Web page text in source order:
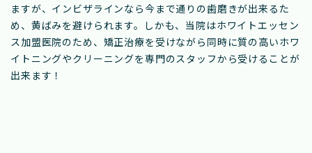
ますが、インビザラインなら今まで通りの歯磨きが出来るた
め、黄ばみを避けられます。しかも、当院はホワイトエッセン
ス加盟医院のため、矯正治療を受けながら同時に質の高いホワ
イトニングやクリーニングを専門のスタッフから受けることが
出来ます！